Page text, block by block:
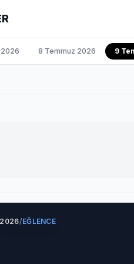
8 Temmuz 2026 9
/EĞLENCE